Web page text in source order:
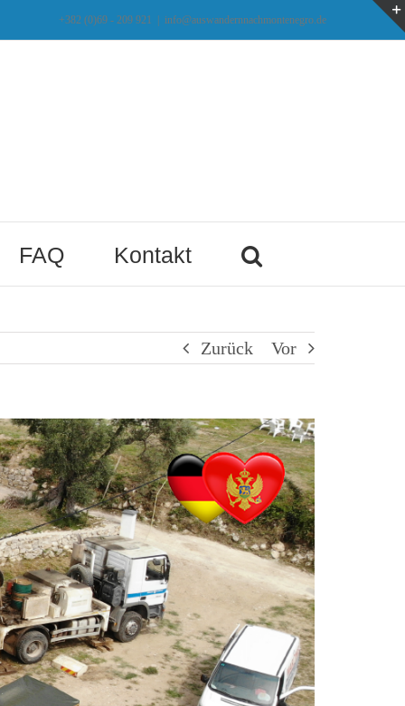
+382 (0)69 - 209 921 info@auswandernnachmontenegro.de
FAQ Kontakt
Zurück Vor